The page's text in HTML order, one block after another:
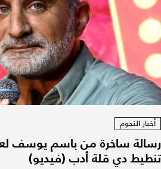
أخبار النجوم
رسالة ساخرة من باسم يوسف
تنطيط دي قلة أدب (فيديو)